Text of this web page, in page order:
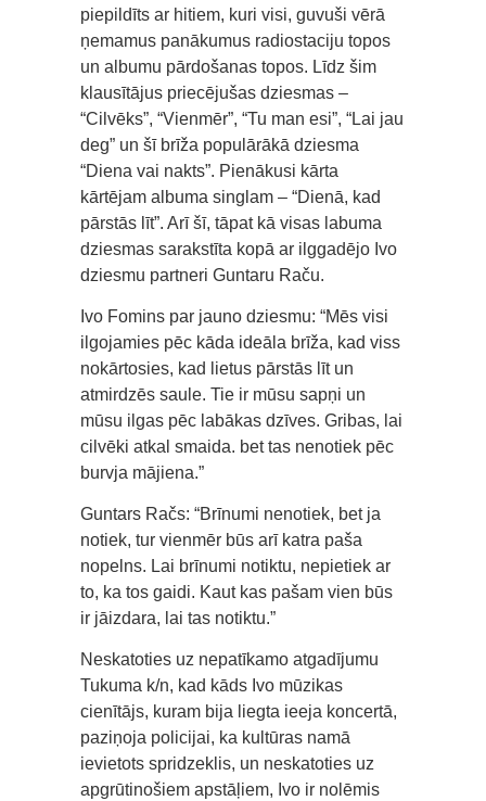
piepildīts ar hitiem, kuri visi, guvuši vērā
ņemamus panākumus radiostaciju topos
un albumu pārdošanas topos. Līdz šim
klausītājus priecējušas dziesmas –
“Cilvēks”, “Vienmēr”, “Tu man esi”, “Lai jau
deg” un šī brīža populārākā dziesma
“Diena vai nakts”. Pienākusi kārta
kārtējam albuma singlam – “Dienā, kad
pārstās līt”. Arī šī, tāpat kā visas labuma
dziesmas sarakstīta kopā ar ilggadējo Ivo
dziesmu partneri Guntaru Raču.
Ivo Fomins par jauno dziesmu: “Mēs visi
ilgojamies pēc kāda ideāla brīža, kad viss
nokārtosies, kad lietus pārstās līt un
atmirdzēs saule. Tie ir mūsu sapņi un
mūsu ilgas pēc labākas dzīves. Gribas, lai
cilvēki atkal smaida. bet tas nenotiek pēc
burvja mājiena.”
Guntars Račs: “Brīnumi nenotiek, bet ja
notiek, tur vienmēr būs arī katra paša
nopelns. Lai brīnumi notiktu, nepietiek ar
to, ka tos gaidi. Kaut kas pašam vien būs
ir jāizdara, lai tas notiktu.”
Neskatoties uz nepatīkamo atgadījumu
Tukuma k/n, kad kāds Ivo mūzikas
cienītājs, kuram bija liegta ieeja koncertā,
paziņoja policijai, ka kultūras namā
ievietots spridzeklis, un neskatoties uz
apgrūtinošiem apstāļiem, Ivo ir nolēmis